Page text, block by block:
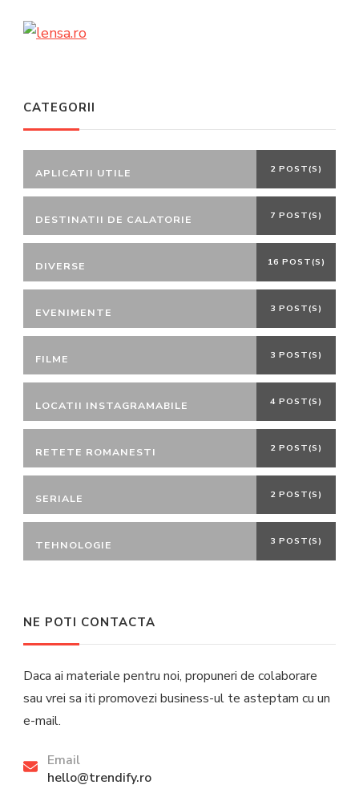
CATEGORII
APLICATII UTILE 2 POST(S)
DESTINATII DE CALATORIE 7 POST(S)
DIVERSE 16 POST(S)
EVENIMENTE 3 POST(S)
FILME 3 POST(S)
LOCATII INSTAGRAMABILE 4 POST(S)
RETETE ROMANESTI 2 POST(S)
SERIALE 2 POST(S)
TEHNOLOGIE 3 POST(S)
NE POTI CONTACTA
Daca ai materiale pentru noi, propuneri de colaborare
sau vrei sa iti promovezi business-ul te asteptam cu un
e-mail.
Email
hello@trendify.ro